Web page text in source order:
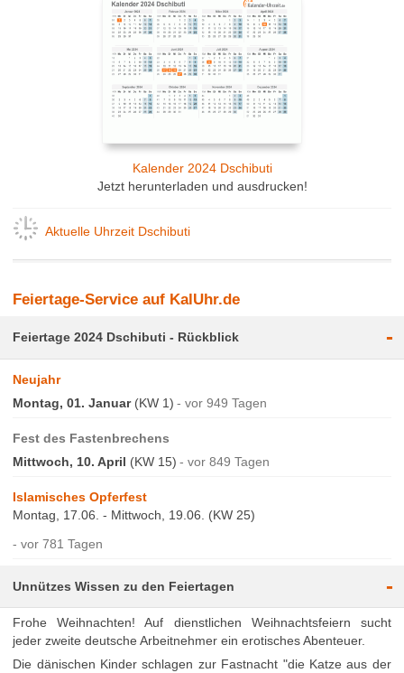
Kalender 2024 Dschibuti
Jetzt herunterladen und ausdrucken!
Aktuelle Uhrzeit Dschibuti
Feiertage-Service auf KalUhr.de
Feiertage 2024 Dschibuti - Rückblick -
Neujahr
Montag, 01. Januar(KW 1) vor 949 Tagen
Fest des Fastenbrechens
Mittwoch, 10. April (KW 15) vor 849 Tagen
Islamisches Opferfest
Montag, 17.06. - Mittwoch, 19.06. (KW 25)
vor 781 Tagen
Unnützes Wissen zu den Feiertagen -
Frohe Weihnachten! Auf dienstlichen Weihnachtsfeiern sucht
jeder zweite deutsche Arbeitnehmer ein erotisches Abenteuer.
Die dänischen Kinder schlagen zur Fastnacht "die Katze aus der